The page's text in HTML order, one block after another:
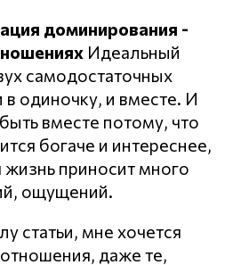
доминирования -
Идеальный
самодостаточных
одиночку, и вместе. И
вместе потому, что
богаче и интереснее,
жизнь приносит много
ощущений.
статьи, мне хочется
даже те,